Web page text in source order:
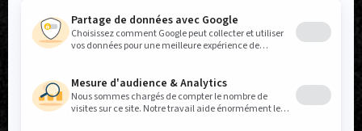
LinkedIn
YouTube
Politique réseaux sociaux